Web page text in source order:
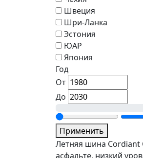
Швеция
Шри-Ланка
Эстония
ЮАР
Япония
Год
От
До
Применить
Летняя шина Cordiant
асфальте, низкий